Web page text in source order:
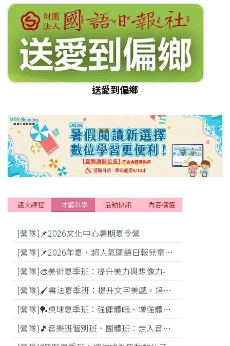
送愛到偏鄉
[營隊]📌2026文化中心暑期夏令營
[營隊]📌2026年夏，超人氣國語日報兒童商學院搶先報！
[營隊]🎨美術夏季班：提升美力與想像力-
[營隊]🖌️書法夏季班：提升文字美感，培養專注力—
[營隊]️🏓桌球夏季班：強健體魄、增強體能---
[營隊]🎵️音樂班個別班、團體班：走入音樂世界-
語文課程 才藝科學 活動快訊 內容精選